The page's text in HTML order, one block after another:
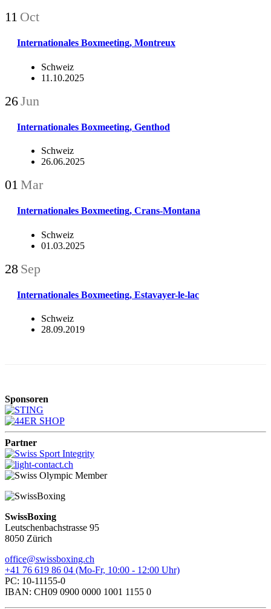
11 Oct
Internationales Boxmeeting, Montreux
Schweiz
11.10.2025
26Jun
Internationales Boxmeeting, Genthod
Schweiz
26.06.2025
01 Mar
Internationales Boxmeeting, Crans-Montana
Schweiz
01.03.2025
28 Sep
Internationales Boxmeeting, Estavayer-le-lac
Schweiz
28.09.2019
Sponsoren
Partner
SwissBoxing
Leutschenbachstrasse 95
8050 Zürich
office@swissboxing.ch
+41 76 619 86 04 (Mo-Fr, 10:00 - 12:00 Uhr)
PC: 10-11155-0
IBAN: CH09 0900 0000 1001 1155 0